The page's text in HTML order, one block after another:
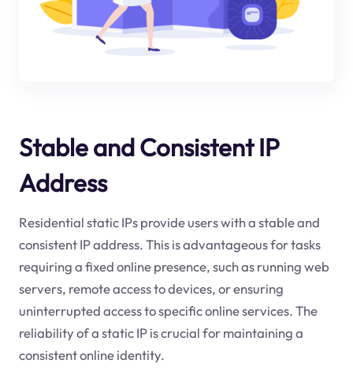
Stable and Consistent IP
Address
Residential static IPs provide users with a stable and
consistent IP address. This is advantageous for tasks
requiring a fixed online presence, such as running web
servers, remote access to devices, or ensuring
uninterrupted access to specific online services. The
reliability of a static IP is crucial for maintaining a
consistent online identity.